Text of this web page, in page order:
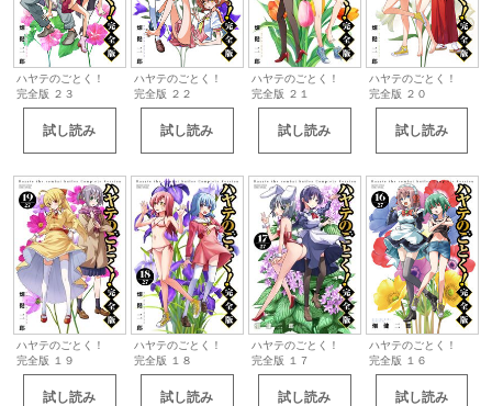
ハヤテのごとく！
完全版 ２３
試し読み
ハヤテのごとく！
完全版 ２２
試し読み
ハヤテのごとく！
完全版 ２１
試し読み
ハヤテのごとく！
完全版 ２０
試し読み
ハヤテのごとく！
完全版 １９
試し読み
ハヤテのごとく！
完全版 １８
試し読み
ハヤテのごとく！
完全版 １７
試し読み
ハヤテのごとく！
完全版 １６
試し読み